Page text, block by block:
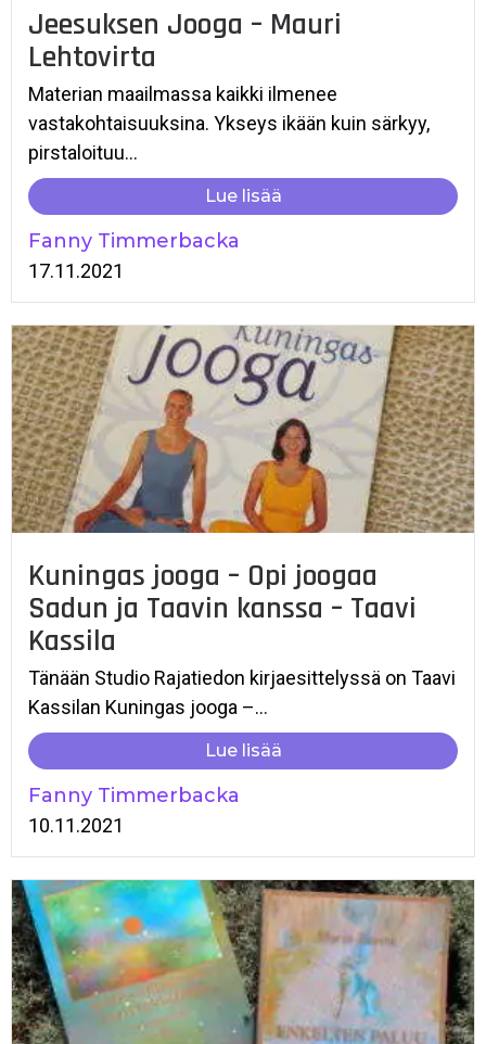
Jeesuksen Jooga – Mauri
Lehtovirta
Materian maailmassa kaikki ilmenee
vastakohtaisuuksina. Ykseys ikään kuin särkyy,
pirstaloituu...
Lue lisää
Fanny Timmerbacka
17.11.2021
Kuningas jooga – Opi joogaa
Sadun ja Taavin kanssa – Taavi
Kassila
Tänään Studio Rajatiedon kirjaesittelyssä on Taavi
Kassilan Kuningas jooga –...
Lue lisää
Fanny Timmerbacka
10.11.2021